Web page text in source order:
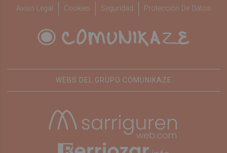
Aviso Legal
Cookies Seguridad Protección De Datos
WEBS DEL GRUPO COMUNIKAZE